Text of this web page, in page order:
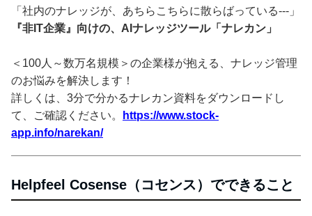
「社内のナレッジが、あちらこちらに散らばっている---」
『非IT企業』向けの、AIナレッジツール「ナレカン」
＜100人～数万名規模＞の企業様が抱える、ナレッジ管理
のお悩みを解決します！
詳しくは、3分で分かるナレカン資料をダウンロードし
て、ご確認ください。
https://www.stock-
app.info/narekan/
Helpfeel Cosense（コセンス）でできること